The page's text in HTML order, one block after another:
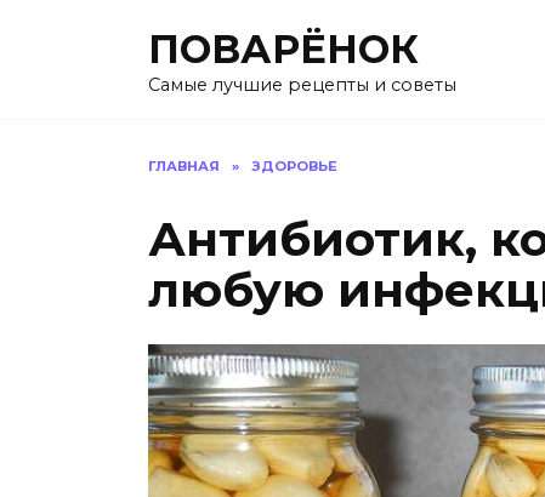
ПОВАРЁНОК
Самые лучшие рецепты и советы
ГЛАВНАЯ » ЗДОРОВЬЕ
Антибиотик,
любую